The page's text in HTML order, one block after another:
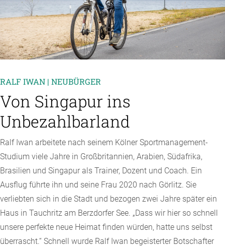
RALF IWAN | NEUBÜRGER
Von Singapur ins
Unbezahlbarland
Ralf Iwan arbeitete nach seinem Kölner Sportmanagement-
Studium viele Jahre in Großbritannien, Arabien, Südafrika,
Brasilien und Singapur als Trainer, Dozent und Coach. Ein
Ausflug führte ihn und seine Frau 2020 nach Görlitz. Sie
verliebten sich in die Stadt und bezogen zwei Jahre später ein
Haus in Tauchritz am Berzdorfer See. „Dass wir hier so schnell
unsere perfekte neue Heimat finden würden, hatte uns selbst
überrascht.“ Schnell wurde Ralf Iwan begeisterter Botschafter